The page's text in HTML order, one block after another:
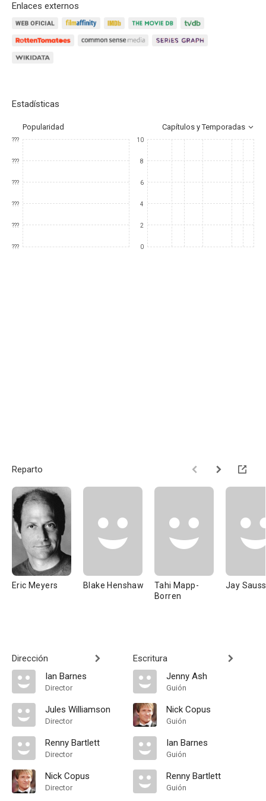
Enlaces externos
Estadísticas
Popularidad Capítulos y Temporadas
???
???
???
???
???
???
10
8
6
4
2
0
Reparto
Eric Meyers Blake Henshaw
Tahi Mapp-
Borren
Jay
Dirección
Ian Barnes
Director
Jules Williamson
Director
Renny Bartlett
Director
Nick Copus
Director
Escritura
Jenny Ash
Guión
Nick Copus
Guión
Ian Barnes
Guión
Renny Bartlett
Guión